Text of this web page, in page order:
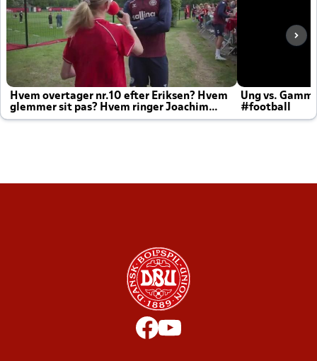
Hvem overtager nr.10 efter Eriksen? Hvem
glemmer sit pas? Hvem ringer Joachim
altid til efter kampe?
Ung vs.
#football